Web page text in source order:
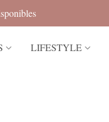
LIFESTYLE